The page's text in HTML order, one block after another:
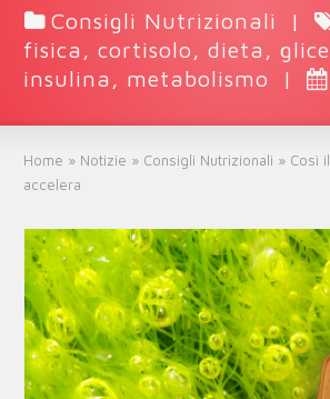
Consigli Nutrizionali |
fisica ,cortisolo,dieta ,
insulina , metabolismo |
Home » Notizie » Consigli Nutrizionali » Così
accelera